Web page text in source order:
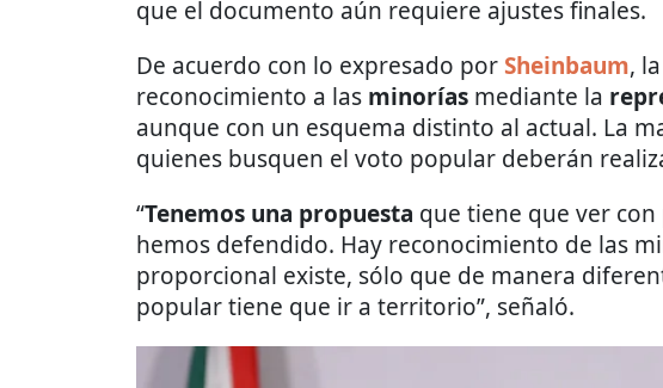
que el documento aún requiere ajustes finales.
De acuerdo con lo expresado por Sheinbaum,
reconocimiento a las minorías mediante la
aunque con un esquema distinto al actual. La
quienes busquen el voto popular deberán
“Tenemos una propuesta que tiene que ver
hemos defendido. Hay reconocimiento de las
proporcional existe, sólo que de manera
popular tiene que ir a territorio”, señaló.